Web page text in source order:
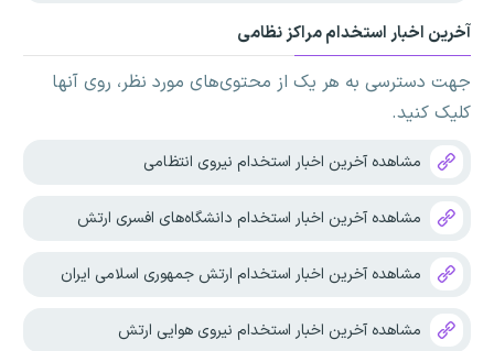
آخرین اخبار استخدام مراکز نظامی
جهت دسترسی به هر یک از محتوی‌های مورد نظر، روی آنها
کلیک کنید.
مشاهده آخرین اخبار استخدام نیروی انتظامی
مشاهده آخرین اخبار استخدام دانشگاه‌های افسری ارتش
مشاهده آخرین اخبار استخدام ارتش جمهوری اسلامی ایران
مشاهده آخرین اخبار استخدام نیروی هوایی ارتش